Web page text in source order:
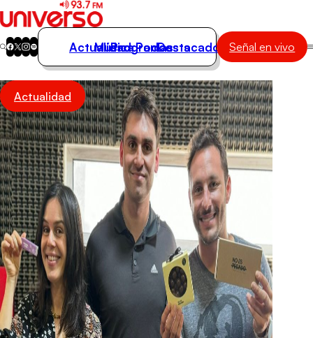
Actualidad
Música
Programas
Podcasts
Destacados
Actualidad
Música
Programas
Podcasts
Destacados Señal en vivo
Actualidad